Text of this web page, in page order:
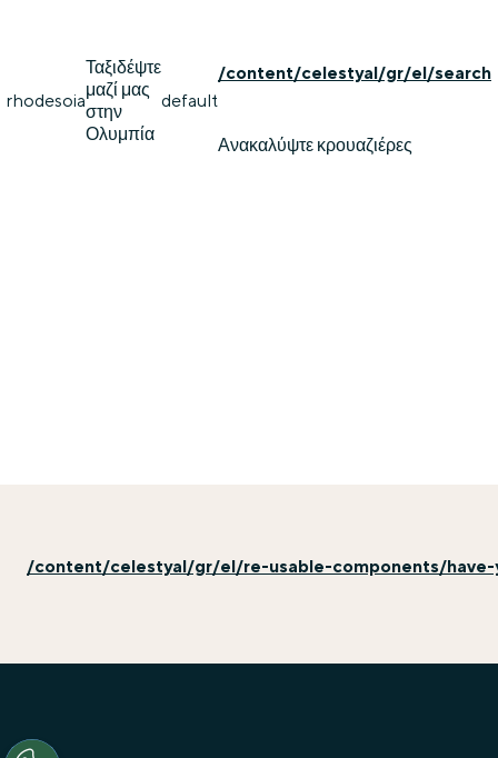
rhodesoia
Ταξιδέψτε
μαζί μας
στην
Ολυμπία
default
/content/celestyal/gr/el/search
Ανακαλύψτε κρουαζιέρες
/content/celestyal/gr/el/re-usable-components/have-